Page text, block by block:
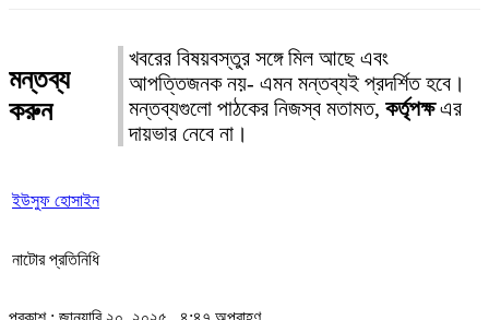
মন্তব্য
করুন
খবরের বিষয়বস্তুর সঙ্গে মিল আছে এবং
আপত্তিজনক নয়- এমন মন্তব্যই প্রদর্শিত হবে।
মন্তব্যগুলো পাঠকের নিজস্ব মতামত, কর্তৃপক্ষএর
দায়ভার নেবে না।
ইউসুফ হোসাইন
নাটোর প্রতিনিধি